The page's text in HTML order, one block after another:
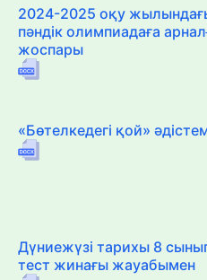
2024-2025 оқу
пәндік олимпиадаға
жоспары
«Бөтелкедегі қой»
Дүниежүзі тарихы 8
тест жинағы жауабымен